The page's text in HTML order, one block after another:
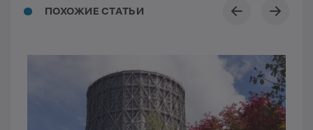
ПОХОЖИЕ СТАТЬИ